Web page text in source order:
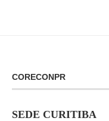
CORECONPR
SEDE CURITIBA